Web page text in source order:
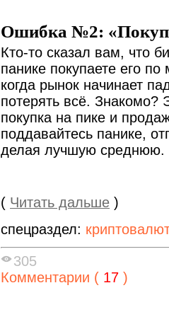
Ошибка №2:
Кто-то сказал вам, что
панике покупаете его
когда рынок начинает
потерять всё. Знакомо?
покупка на пике и
поддавайтесь панике,
делая лучшую среднюю.
( Читать дальше )
спецраздел:
305
Комментарии ( 17 )